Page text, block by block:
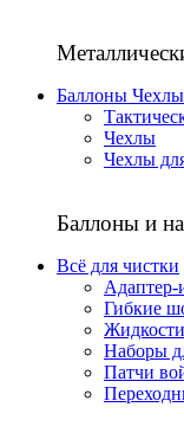
Баллоны
Чехлы
Чехлы
Баллоны и
Всё для чистки
Гибкие
Наборы
Патчи